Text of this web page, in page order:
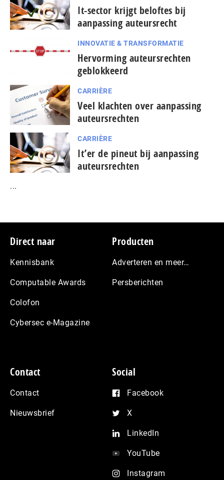
It-sector krijgt beloftes bij
aanpassing auteursrecht
INNOVATIE & TRANSFORMATIE
Hervorming auteursrechten
geblokkeerd
CARRIÈRE
Veel klachten over aanpassing
auteursrechten
CARRIÈRE
It’er de pineut bij aanpassing
auteursrechten
...
Footer
Direct naar
Kennisbank
Computable Awards
Colofon
Cybersec e-Magazine
Producten
Adverteren en meer…
Persberichten
Contact
Contact
Nieuwsbrief
Social
Facebook
X
LinkedIn
YouTube
Instagram